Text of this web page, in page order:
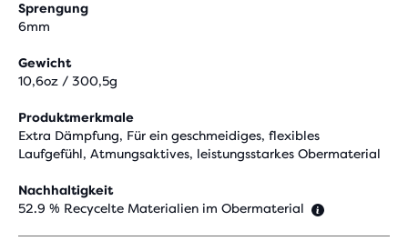
Sprengung
6mm
Gewicht
10,6oz / 300,5g
Produktmerkmale
Extra Dämpfung, Für ein geschmeidiges, flexibles
Laufgefühl, Atmungsaktives, leistungsstarkes Obermaterial
Nachhaltigkeit
52.9 % Recycelte Materialien im Obermaterial